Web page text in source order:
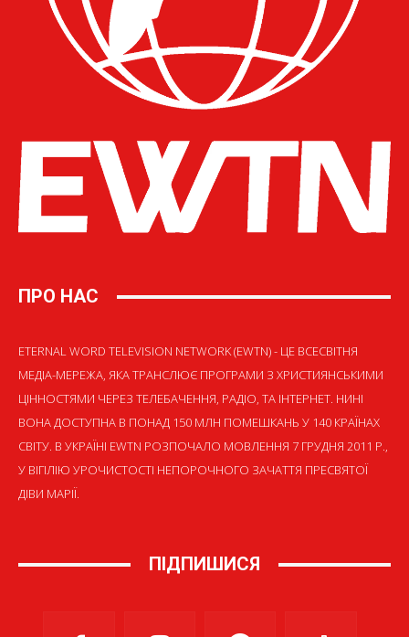
ПРО НАС
ETERNAL WORD TELEVISION NETWORK (EWTN) - ЦЕ ВСЕСВІТНЯ
МЕДІА-МЕРЕЖА, ЯКА ТРАНСЛЮЄ ПРОГРАМИ З ХРИСТИЯНСЬКИМИ
ЦІННОСТЯМИ ЧЕРЕЗ ТЕЛЕБАЧЕННЯ, РАДІО, ТА ІНТЕРНЕТ. НИНІ
ВОНА ДОСТУПНА В ПОНАД 150 МЛН ПОМЕШКАНЬ У 140 КРАЇНАХ
СВІТУ. В УКРАЇНІ EWTN РОЗПОЧАЛО МОВЛЕННЯ 7 ГРУДНЯ 2011 Р.,
У ВІГІЛІЮ УРОЧИСТОСТІ НЕПОРОЧНОГО ЗАЧАТТЯ ПРЕСВЯТОЇ
ДІВИ МАРІЇ.
ПІДПИШИСЯ